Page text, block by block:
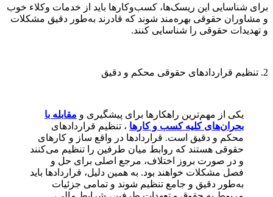
برای شناسایی این ریسک‌ها، کسب‌وکارها باید از خدمات وکلاء خوب
و مشاوران حقوقی بهره‌مند شوند که قادرند به‌طور دقیق مشکلات
و تهدیدات حقوقی را شناسایی کنند.
2. تنظیم قراردادهای حقوقی محکم و دقیق
یکی از مهم‌ترین راهکارها برای پیشگیری و مقابله با
بحران‌های کلیه کسب و کارها ، تنظیم قراردادهای
محکم و دقیق است. قراردادها در واقع ساز و کارهای
حقوقی هستند که روابط میان طرفین را تنظیم می‌کنند
و در صورت بروز اختلاف، مرجع اصلی برای حل و
فصل مشکلات خواهند بود. به همین دلیل، قراردادها باید
به‌طور دقیق و جامع تنظیم شوند و تمامی جزئیات